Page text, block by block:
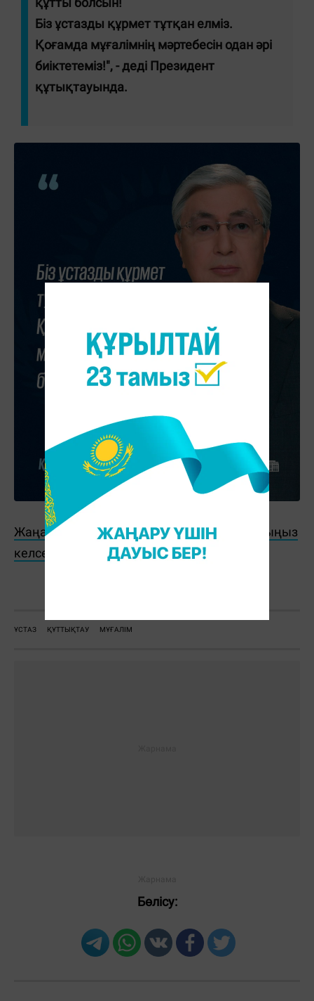
Біз ұстазды құрмет тұтқан елміз.
Қоғамда мұғалімнің мәртебесін одан әрі
биіктетеміз!", - деді Президент
құтықтауында.
Жаңалықтарды бәрінен бұрын біліп отырғыңыз
келсе, Telegram-арнамызға жазылыңыз!
ҰСТАЗ ҚҰТТЫҚТАУ МҰҒАЛІМ
Бөлісу: